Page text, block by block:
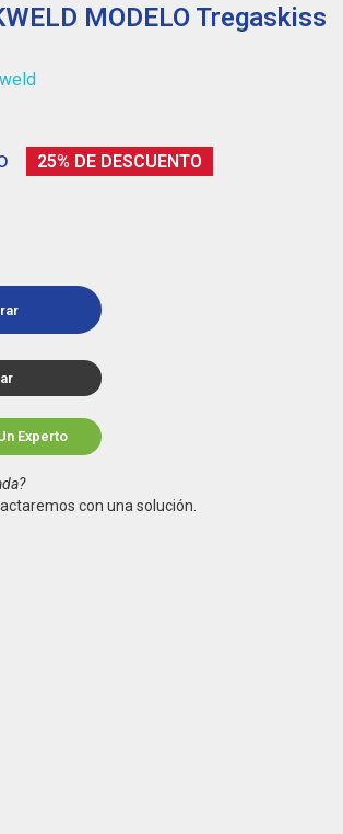
MODELO Tregaskiss
25% DE DESCUENTO
Experto
con una solución.